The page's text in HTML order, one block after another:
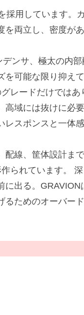
採用しています。
を両立し、密度が
ンサ、極太の内
可能な限り抑えて
レードだけではあ
高域には抜けに必
レスポンスと一体
配線、筐体設計ま
られています。
に出る。GRAVION
るためのオーバー